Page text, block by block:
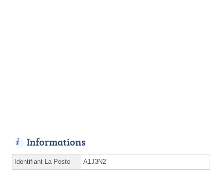
Informations
Identifiant La Poste A1J3N2